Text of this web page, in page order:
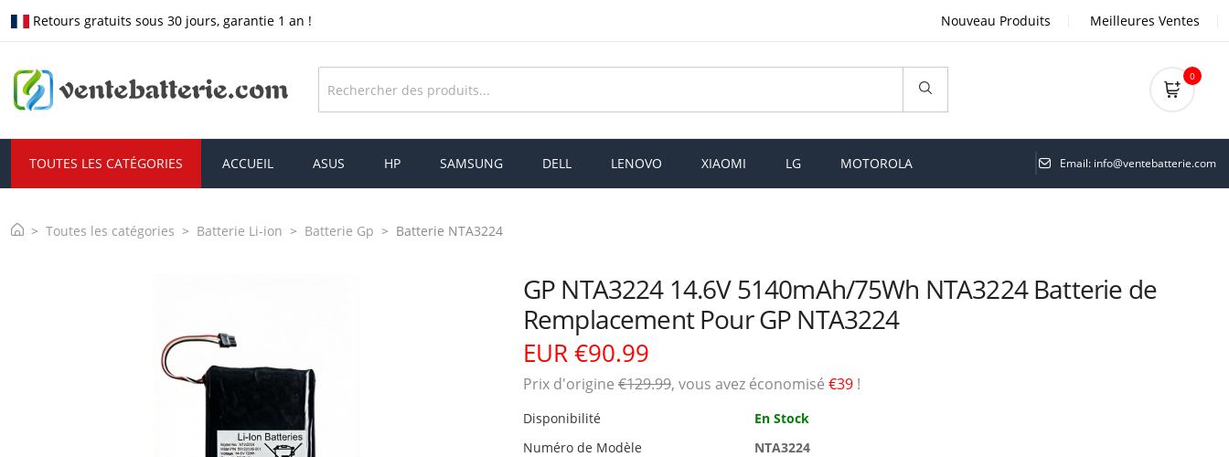
Retours gratuits sous 30 jours, garantie 1 an ! Nouveau Produits Meilleures Ventes
0
TOUTES LES CATÉGORIES ACCUEIL ASUS HP SAMSUNG DELL LENOVO XIAOMI LG MOTOROLA Email: info@ventebatterie.com
Toutes les catégories Batterie Li-ion Batterie Gp Batterie NTA3224
GP NTA3224 14.6V 5140mAh/75Wh NTA3224 Batterie de
Remplacement Pour GP NTA3224
EUR €90.99
Prix ​​d'origine €129.99, vous avez économisé €39 !
Disponibilité
En Stock
Numéro de Modèle
NTA3224